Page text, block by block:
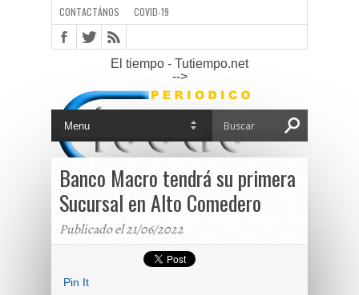
CONTACTÁNOS COVID-19
El tiempo - Tutiempo.net
-->
Banco Macro tendrá su primera
Sucursal en Alto Comedero
Publicado el 21/06/2022
Pin It